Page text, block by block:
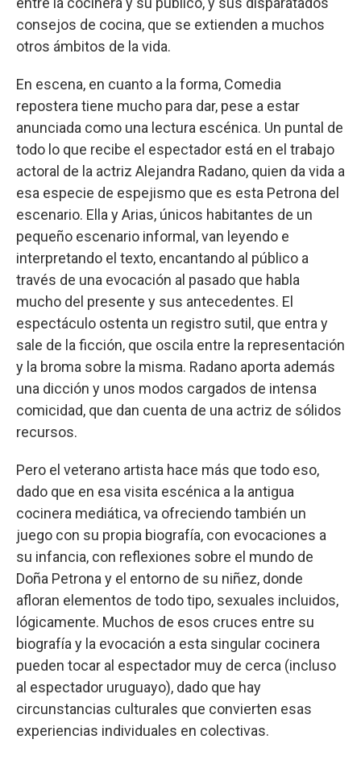
consejos de cocina, que se extienden a muchos
otros ámbitos de la vida.
En escena, en cuanto a la forma, Comedia
repostera tiene mucho para dar, pese a estar
anunciada como una lectura escénica. Un puntal de
todo lo que recibe el espectador está en el trabajo
actoral de la actriz Alejandra Radano, quien da vida a
esa especie de espejismo que es esta Petrona del
escenario. Ella y Arias, únicos habitantes de un
pequeño escenario informal, van leyendo e
interpretando el texto, encantando al público a
través de una evocación al pasado que habla
mucho del presente y sus antecedentes. El
espectáculo ostenta un registro sutil, que entra y
sale de la ficción, que oscila entre la representación
y la broma sobre la misma. Radano aporta además
una dicción y unos modos cargados de intensa
comicidad, que dan cuenta de una actriz de sólidos
recursos.
Pero el veterano artista hace más que todo eso,
dado que en esa visita escénica a la antigua
cocinera mediática, va ofreciendo también un
juego con su propia biografía, con evocaciones a
su infancia, con reflexiones sobre el mundo de
Doña Petrona y el entorno de su niñez, donde
afloran elementos de todo tipo, sexuales incluidos,
lógicamente. Muchos de esos cruces entre su
biografía y la evocación a esta singular cocinera
pueden tocar al espectador muy de cerca (incluso
al espectador uruguayo), dado que hay
circunstancias culturales que convierten esas
experiencias individuales en colectivas.